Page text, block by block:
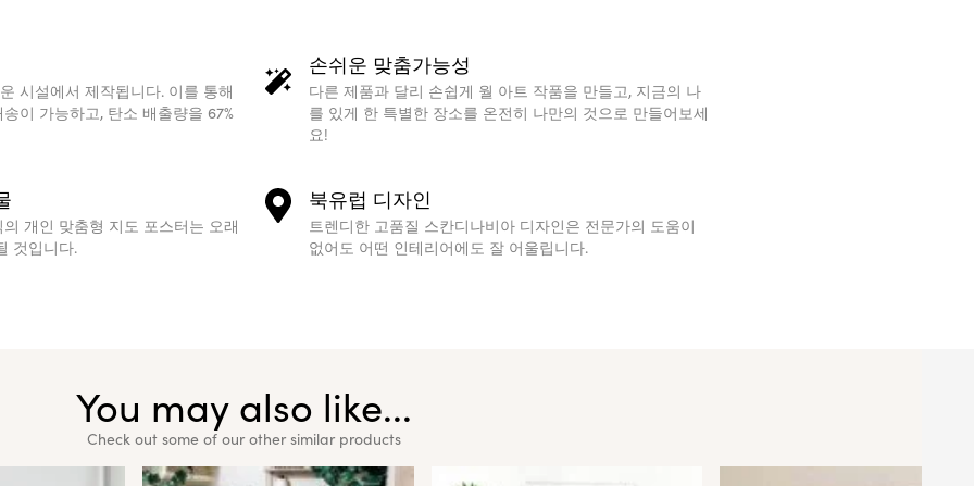
시설에서 제작됩니다. 이를 통해
이 가능하고, 탄소 배출량을 67%
손쉬운 맞춤가능성
다른 제품과 달리 손쉽게 월 아트 작품을 만들고, 지금의 나
를 있게 한 특별한 장소를 온전히 나만의 것으로 만들어보세
요!
개인 맞춤형 지도 포스터는 오래
것입니다.
북유럽 디자인
트렌디한 고품질 스칸디나비아 디자인은 전문가의 도움이
없어도 어떤 인테리어에도 잘 어울립니다.
You may also like...
Check out some of our other similar products